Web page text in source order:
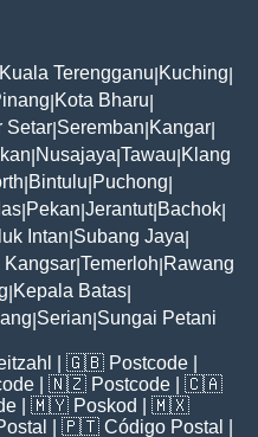
Kuala Terengganu Kuching
Kota Bharu
Setar Seremban Kangar
Nusajaya Tawau Klang
Bintulu Puchong
Pekan Jerantut| Bachok
Intan Subang Jaya
Kangsar Temerloh Rawang
Kepala Batas
Serian Sungai Petani
| 🇬🇧 Postcode
| 🇳🇿 Postcode | 🇨🇦
| 🇲🇾 Poskod
| 🇲🇽
| 🇵🇹 Código Postal